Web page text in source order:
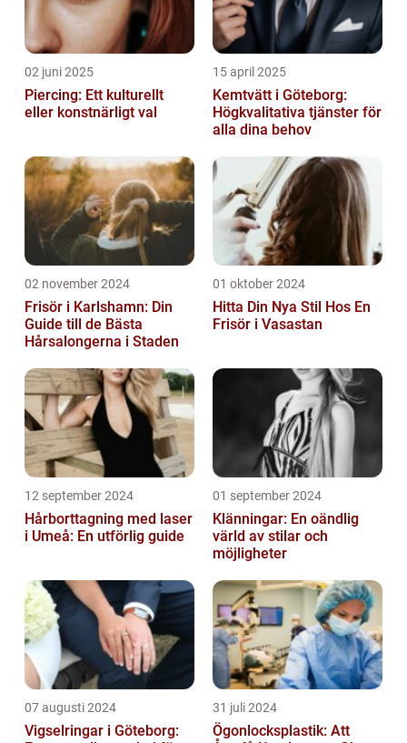
02 juni 2025
Piercing: Ett kulturellt
eller konstnärligt val
15 april 2025
Kemtvätt i Göteborg:
Högkvalitativa tjänster för
alla dina behov
02 november 2024
Frisör i Karlshamn: Din
Guide till de Bästa
Hårsalongerna i Staden
01 oktober 2024
Hitta Din Nya Stil Hos En
Frisör i Vasastan
12 september 2024
Hårborttagning med laser
i Umeå: En utförlig guide
01 september 2024
Klänningar: En oändlig
värld av stilar och
möjligheter
07 augusti 2024
Vigselringar i Göteborg:
31 juli 2024
Ögonlocksplastik: Att